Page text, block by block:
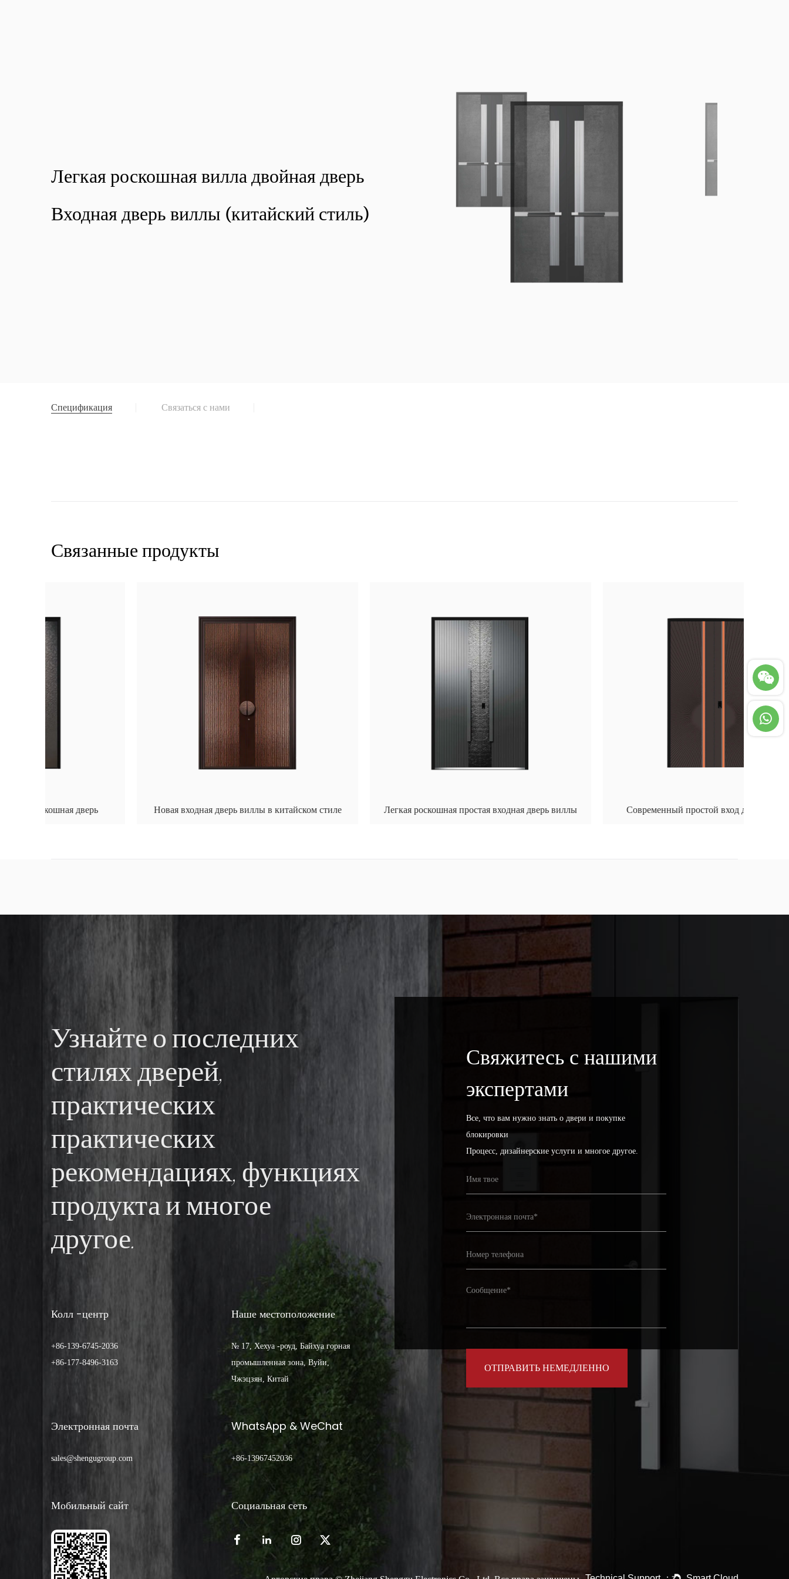
Легкая роскошная вилла двойная дверь
Входная дверь виллы (китайский стиль)
Спецификация Связаться с нами
Связанные продукты
Новая входная дверь виллы в китайском стиле Легкая роскошная простая входная дверь виллы Современный простой вход двойной дверь
Узнайте о последних
стилях дверей,
практических
практических
рекомендациях, функциях
продукта и многое
другое.
Колл -центр
+86-139-6745-2036
+86-177-8496-3163
Наше местоположение
№ 17, Хехуа -роуд, Байхуа горная
промышленная зона, Вуйи,
Чжэцзян, Китай
Электронная почта
sales@shengugroup.com
WhatsApp & WeChat
+86-13967452036
Мобильный сайт Социальная сеть
Свяжитесь с нашими
экспертами
Все, что вам нужно знать о двери и покупке
блокировки
Процесс, дизайнерские услуги и многое другое.